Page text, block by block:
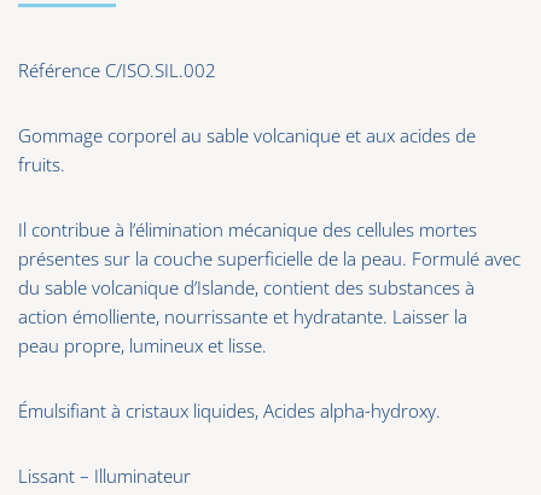
Référence C/ISO.SIL.002
Gommage corporel au sable volcanique et aux acides de
fruits.
Il contribue à l’élimination mécanique des cellules mortes
présentes sur la couche superficielle de la peau. Formulé avec
du sable volcanique d’Islande, contient des substances à
action émolliente, nourrissante et hydratante. Laisser la
peau propre, lumineux et lisse.
Émulsifiant à cristaux liquides, Acides alpha-hydroxy.
Lissant – Illuminateur